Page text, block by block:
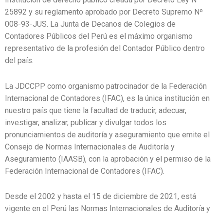
25892 y su reglamento aprobado por Decreto Supremo Nº
008-93-JUS. La Junta de Decanos de Colegios de
Contadores Públicos del Perú es el máximo organismo
representativo de la profesión del Contador Público dentro
del país.
La JDCCPP como organismo patrocinador de la Federación
Internacional de Contadores (IFAC), es la única institución en
nuestro país que tiene la facultad de traducir, adecuar,
investigar, analizar, publicar y divulgar todos los
pronunciamientos de auditoría y aseguramiento que emite el
Consejo de Normas Internacionales de Auditoría y
Aseguramiento (IAASB), con la aprobación y el permiso de la
Federación Internacional de Contadores (IFAC).
Desde el 2002 y hasta el 15 de diciembre de 2021, está
vigente en el Perú las Normas Internacionales de Auditoría y